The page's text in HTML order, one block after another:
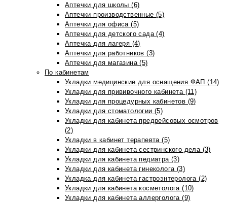
Аптечки для школы (6)
Аптечки производственные (5)
Аптечки для офиса (5)
Аптечки для детского сада (4)
Аптечка для лагеря (4)
Аптечки для работников (3)
Аптечки для магазина (5)
По кабинетам
Укладки медицинские для оснащения ФАП (14)
Укладки для прививочного кабинета (11)
Укладки для процедурных кабинетов (9)
Укладки для стоматологии (5)
Укладки для кабинета предрейсовых осмотров
(2)
Укладки в кабинет терапевта (5)
Укладки для кабинета сестринского дела (3)
Укладки для кабинета педиатра (3)
Укладки для кабинета гинеколога (3)
Укладка для кабинета гастроэнтеролога (2)
Укладки для кабинета косметолога (10)
Укладки для кабинета аллерголога (9)